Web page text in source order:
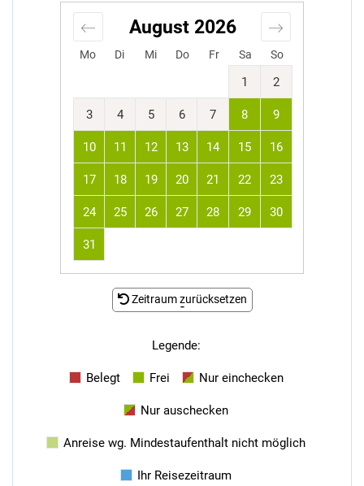
Mo Di Mi Do Fr Sa So
August 2026
1 2
3 4 5 6 7 8 9
10 11 12 13 14 15 16
17 18 19 20 21 22 23
24 25 26 27 28 29 30
31
Zeitraum zurücksetzen
-
Legende:
Belegt Frei Nur einchecken
Nur auschecken
Anreise wg. Mindestaufenthalt nicht möglich
Ihr Reisezeitraum